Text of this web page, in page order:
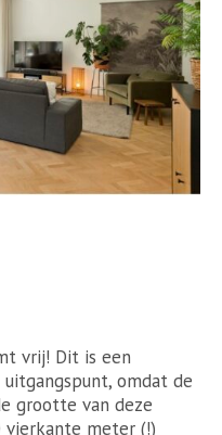
vrij! Dit is een
omdat de
grootte van deze
meter (!)